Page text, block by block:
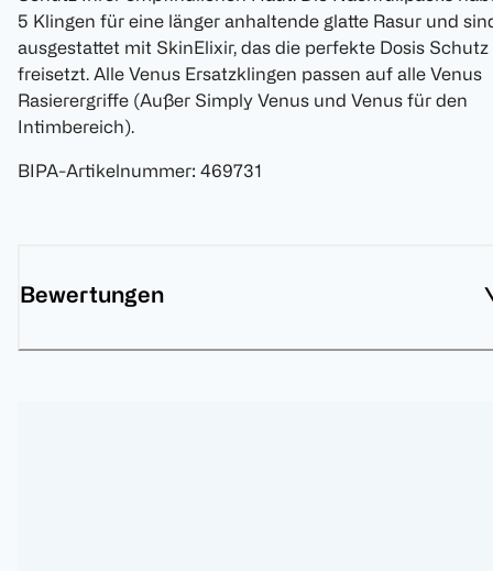
5 Klingen für eine länger anhaltende glatte Rasur und
ausgestattet mit SkinElixir, das die perfekte Dosis Schutz
freisetzt. Alle Venus Ersatzklingen passen auf alle Venus
Rasierergriffe (Außer Simply Venus und Venus für den
Intimbereich).
BIPA-Artikelnummer: 469731
Bewertungen